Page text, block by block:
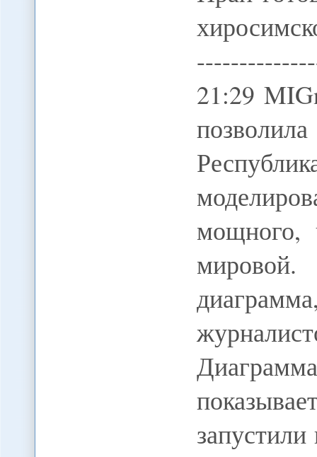
21:29
мощного,